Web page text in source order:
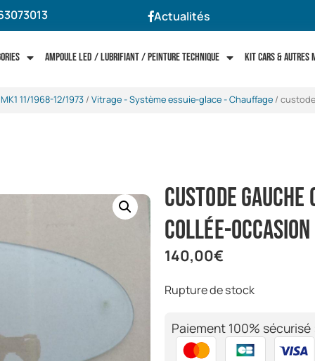
Actualités
Ampoule LED / Lubrifiant / Peinture technique Kit cars & autres
11/1968-12/1973/ Vitrage - Système essuie-glace - Chauffage/ custode
custode
collée-occasion
140,00€
Rupture de stock
Paiement 100% sécurisé